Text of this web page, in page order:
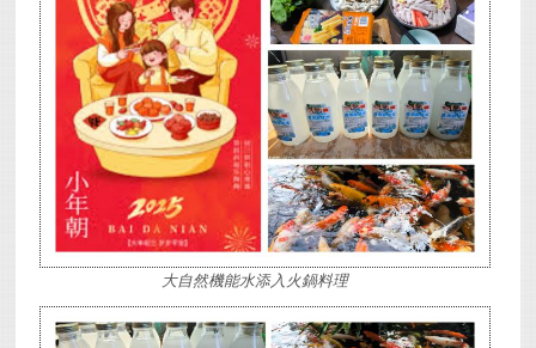
大自然機能水添入火鍋料理